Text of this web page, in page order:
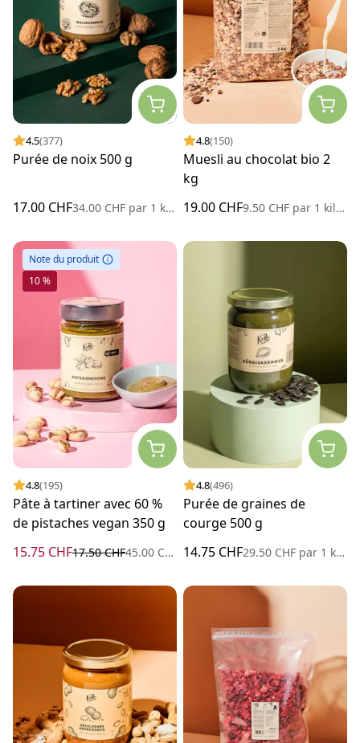
4.5(377)
Purée de noix 500 g
17.00 CHF34.00 CHF par 1 kilogramme
4.8(150)
Muesli au chocolat bio 2
kg
19.00 CHF9.50 CHF par 1 kilogramme
Note du produit
10 %
4.8(195)
Pâte à tartiner avec 60 %
de pistaches vegan 350 g
15.75 CHF17.50 CHF 45.00 CHF par1 kilogramme
4.8(496)
Purée de graines de
courge 500 g
14.75 CHF29.50 CHF par 1 kilogramme